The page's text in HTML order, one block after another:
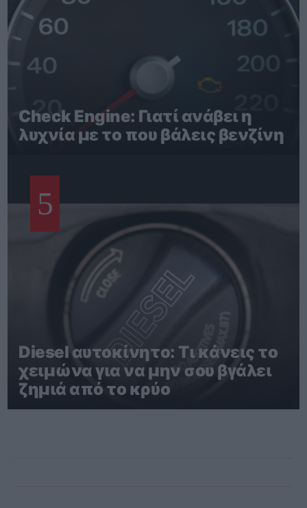
Check Engine: Γιατί ανάβει η
λυχνία με το που βάλεις βενζίνη
5
Diesel αυτοκίνητο: Τι κάνεις το
χειμώνα για να μην σου βγάλει
ζημιά από το κρύο